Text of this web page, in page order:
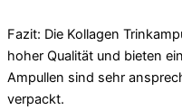
Fazit: Die Kollagen
hoher Qualität und bieten
Ampullen sind sehr
verpackt.